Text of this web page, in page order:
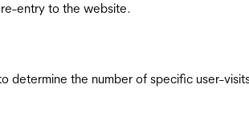
re-entry to the website.
determine the number of specific user-